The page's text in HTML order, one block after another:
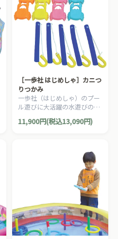
［一歩社 はじめしゃ］カニつ
りつかみ
一歩社（はじめしゃ）のプー
ル遊びに大活躍の水遊びのお
に釣り針を引っ掛けて釣る魚
11,900円(税込13,090円)